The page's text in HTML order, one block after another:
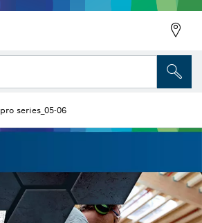
pro series_05-06